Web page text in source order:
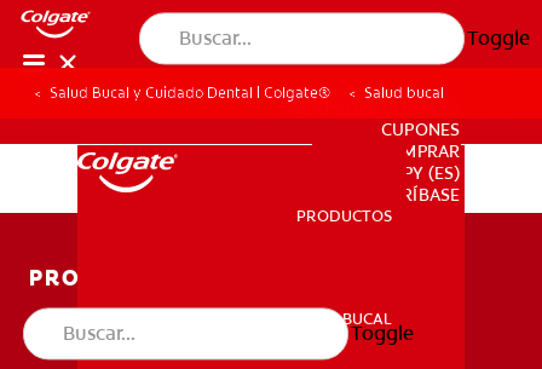
Toggle
PRODUCTOS
SALUD BUCAL
PARA PROFESIONALES
CUPONES
DONDE COMPRAR
PY (ES)
SUSCRÍBASE
PRODUCTOS
SALUD BUCAL
Toggle
Salud Bucal y Cuidado Dental | Colgate® Salud bucal
PRODUCTOS
SALUD BUCAL